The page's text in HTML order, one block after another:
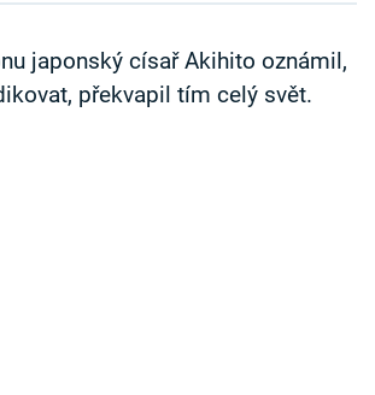
japonský císař Akihito oznámil,
překvapil tím celý svět.